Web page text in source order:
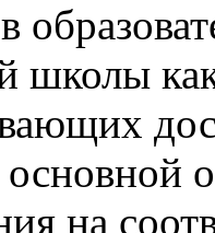
школы
основной
на